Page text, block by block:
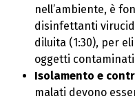
nell’ambiente, è
disinfettanti
diluita (1:30), per
oggetti
Isolamento e
malati devono